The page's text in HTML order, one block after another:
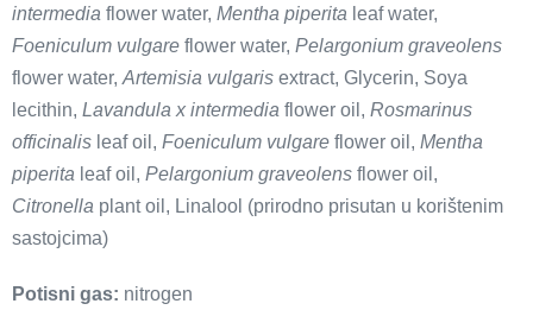
intermedia flower water, Mentha piperita leaf water,
Foeniculum vulgare flower water, Pelargonium graveolens
flower water, Artemisia vulgaris extract, Glycerin, Soya
lecithin, Lavandula x intermedia flower oil, Rosmarinus
officinalis leaf oil, Foeniculum vulgare flower oil, Mentha
piperita leaf oil, Pelargonium graveolens flower oil,
Citronella plant oil, Linalool (prirodno prisutan u korištenim
sastojcima)
Potisni gas: nitrogen